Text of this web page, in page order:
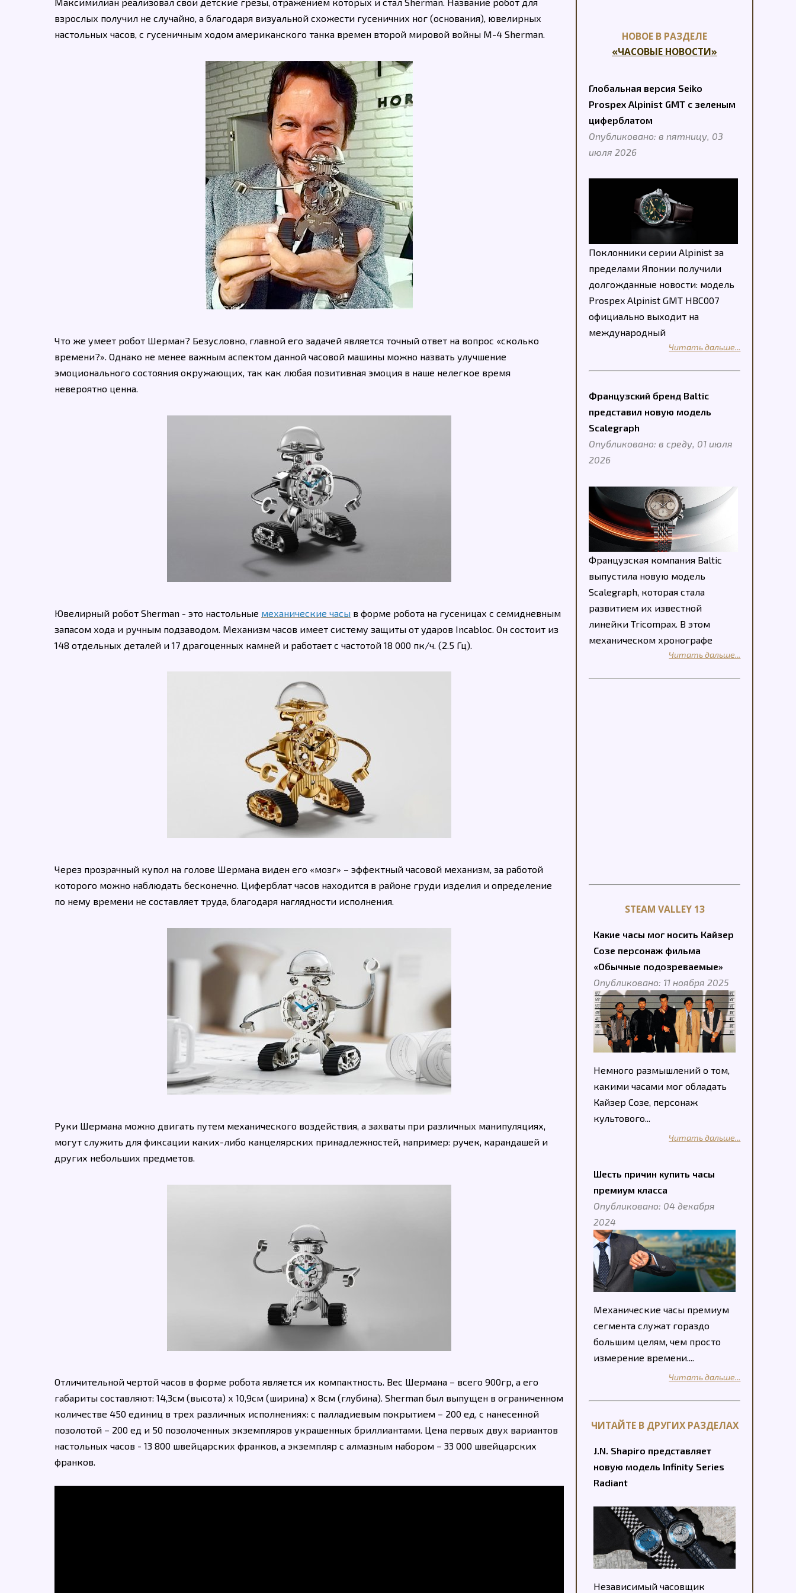
Максимилиан реализовал свои детские грезы, отражением которых и стал Sherman. Название робот для
взрослых получил не случайно, а благодаря визуальной схожести гусеничних ног (основания), ювелирных
настольных часов, с гусеничным ходом американского танка времен второй мировой войны М-4 Sherman.
Что же умеет робот Шерман? Безусловно, главной его задачей является точный ответ на вопрос «сколько
времени?». Однако не менее важным аспектом данной часовой машины можно назвать улучшение
эмоционального состояния окружающих, так как любая позитивная эмоция в наше нелегкое время
невероятно ценна.
Ювелирный робот Sherman - это настольные механические часы в форме робота на гусеницах с семидневным
запасом хода и ручным подзаводом. Механизм часов имеет систему защиты от ударов Incabloc. Он состоит из
148 отдельных деталей и 17 драгоценных камней и работает с частотой 18 000 пк/ч. (2.5 Гц).
Через прозрачный купол на голове Шермана виден его «мозг» – эффектный часовой механизм, за работой
которого можно наблюдать бесконечно. Циферблат часов находится в районе груди изделия и определение
по нему времени не составляет труда, благодаря наглядности исполнения.
Руки Шермана можно двигать путем механического воздействия, а захваты при различных манипуляциях,
могут служить для фиксации каких-либо канцелярских принадлежностей, например: ручек, карандашей и
других небольших предметов.
Отличительной чертой часов в форме робота является их компактность. Вес Шермана – всего 900гр, а его
габариты составляют: 14,3см (высота) х 10,9см (ширина) х 8см (глубина). Sherman был выпущен в ограниченном
количестве 450 единиц в трех различных исполнениях: с палладиевым покрытием – 200 ед, с нанесенной
позолотой – 200 ед и 50 позолоченных экземпляров украшенных бриллиантами. Цена первых двух вариантов
настольных часов - 13 800 швейцарских франков, а экземпляр с алмазным набором – 33 000 швейцарских
франков.
НОВОЕ В РАЗДЕЛЕ
«ЧАСОВЫЕ НОВОСТИ»
Глобальная версия Seiko
Prospex Alpinist GMT с зеленым
циферблатом
Опубликовано: в пятницу, 03
июля 2026
Поклонники серии Alpinist за
пределами Японии получили
долгожданные новости: модель
Prospex Alpinist GMT HBC007
официально выходит на
международный
Читать дальше...
Французский бренд Baltic
представил новую модель
Scalegraph
Опубликовано: в среду, 01 июля
2026
Французская компания Baltic
выпустила новую модель
Scalegraph, которая стала
развитием их известной
линейки Tricompax. В этом
механическом хронографе
Читать дальше...
STEAM VALLEY 13
Какие часы мог носить Кайзер
Созе персонаж фильма
«Обычные подозреваемые»
Опубликовано: 11 ноября 2025
Немного размышлений о том,
какими часами мог обладать
Кайзер Созе, персонаж
культового...
Читать дальше...
Шесть причин купить часы
премиум класса
Опубликовано: 04 декабря
2024
Механические часы премиум
сегмента служат гораздо
большим целям, чем просто
измерение времени....
Читать дальше...
ЧИТАЙТЕ В ДРУГИХ РАЗДЕЛАХ
J.N. Shapiro представляет
новую модель Infinity Series
Radiant
Независимый часовщик